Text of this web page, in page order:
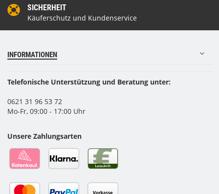
SICHERHEIT
Käuferschutz und Kundenservice
INFORMATIONEN
Telefonische Unterstützung und Beratung unter:
0621 31 96 53 72
Mo-Fr, 09:00 - 17:00 Uhr
Unsere Zahlungsarten